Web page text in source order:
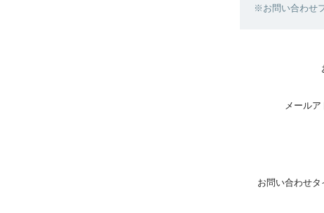
※お問い合わせ
メールア
お問い合わせタ